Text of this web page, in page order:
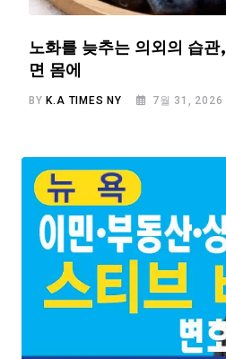
노화를 늦추는 의외의 습
면 몸에
BYK.A TIMES NY 7월 31, 2026